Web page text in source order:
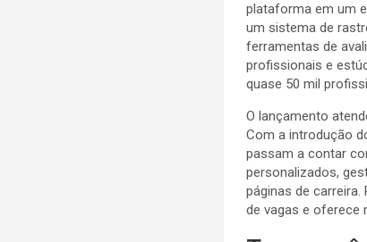
plataforma em um
um sistema de
ferramentas de
profissionais e
quase 50 mil
O lançamento
Com a introdução
passam a contar
personalizados,
páginas de
de vagas e oferece